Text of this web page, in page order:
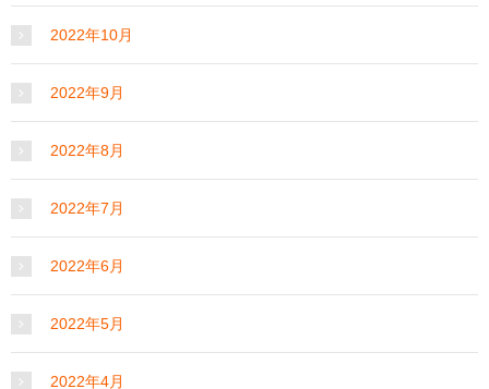
2022年10月
2022年9月
2022年8月
2022年7月
2022年6月
2022年5月
2022年4月